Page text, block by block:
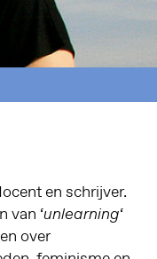
en schrijver.
van ‘unlearning‘
over